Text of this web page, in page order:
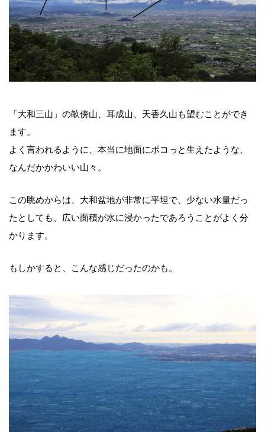
「大和三山」の畝傍山、耳成山、天香久山も望むことができ
ます。
よく言われるように、本当に地面にポコっと生えたような、
なんだかかわいい山々。
この眺めからは、大和盆地が非常に平坦で、少ない水量だっ
たとしても、広い面積が水に浸かったであろうことがよく分
かります。
もしかすると、こんな感じだったのかも。